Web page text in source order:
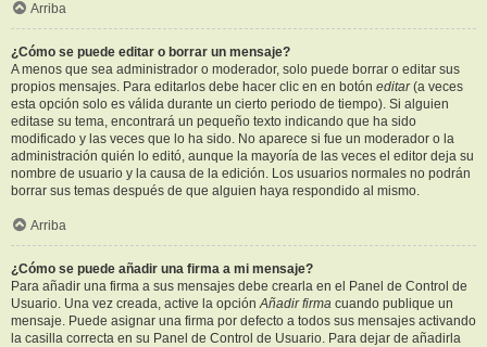
Arriba
¿Cómo se puede editar o borrar un mensaje?
A menos que sea administrador o moderador, solo puede borrar o editar sus
propios mensajes. Para editarlos debe hacer clic en en botón editar(a veces
esta opción solo es válida durante un cierto periodo de tiempo). Si alguien
editase su tema, encontrará un pequeño texto indicando que ha sido
modificado y las veces que lo ha sido. No aparece si fue un moderador o la
administración quién lo editó, aunque la mayoría de las veces el editor deja su
nombre de usuario y la causa de la edición. Los usuarios normales no podrán
borrar sus temas después de que alguien haya respondido al mismo.
Arriba
¿Cómo se puede añadir una firma a mi mensaje?
Para añadir una firma a sus mensajes debe crearla en el Panel de Control de
Usuario. Una vez creada, active la opciónAñadir firma cuando publique un
mensaje. Puede asignar una firma por defecto a todos sus mensajes activando
la casilla correcta en su Panel de Control de Usuario. Para dejar de añadirla